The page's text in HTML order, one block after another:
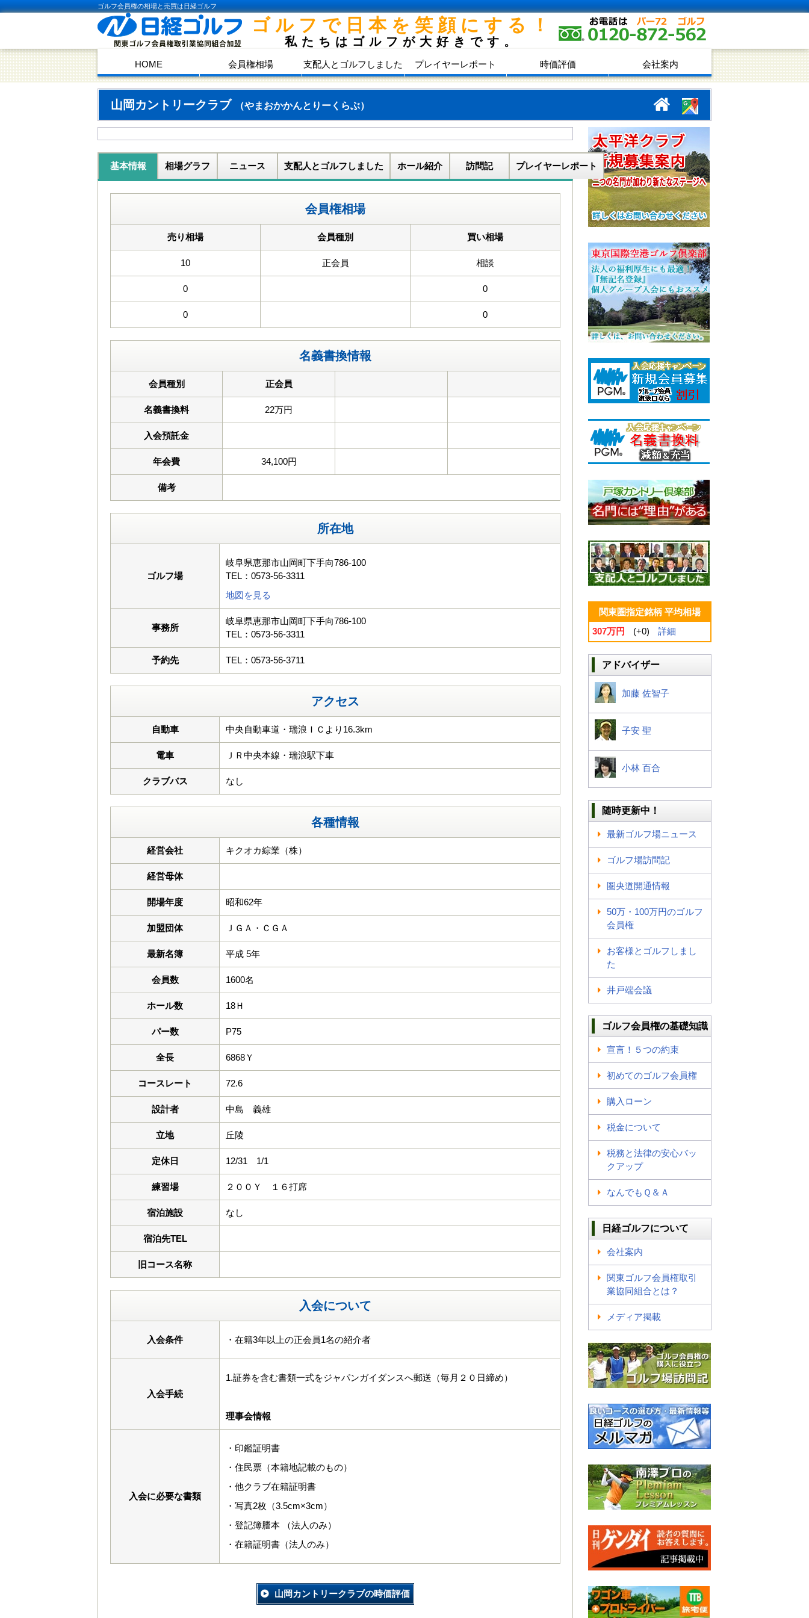
ゴルフ会員権の相場と売買は日経ゴルフ
ゴルフで日本を笑顔にする！
私たちはゴルフが大好きです。
HOME 会員権相場 支配人とゴルフしました プレイヤーレポート 時価評価 会社案内
山岡カントリークラブ （やまおかかんとりーくらぶ）
基本情報 相場グラフ ニュース 支配人とゴルフしました ホール紹介 訪問記 プレイヤーレポート
会員権相場
売り相場 会員種別 買い相場
10 正会員 相談
0 0
0 0
名義書換情報
会員種別 正会員
名義書換料 22万円
入会預託金
年会費 34,100円
備考
所在地
ゴルフ場
岐阜県恵那市山岡町下手向786-100
TEL：0573-56-3311
地図を見る
事務所
岐阜県恵那市山岡町下手向786-100
TEL：0573-56-3311
予約先 TEL：0573-56-3711
アクセス
自動車 中央自動車道・瑞浪ＩＣより16.3km
電車 ＪＲ中央本線・瑞浪駅下車
クラブバス なし
各種情報
経営会社 キクオカ綜業（株）
経営母体
開場年度 昭和62年
加盟団体 ＪＧＡ・ＣＧＡ
最新名簿 平成 5年
会員数 1600名
ホール数 18Ｈ
パー数 P75
全長 6868Ｙ
コースレート 72.6
設計者 中島 義雄
立地 丘陵
定休日 12/31 1/1
練習場 ２００Ｙ １６打席
宿泊施設 なし
宿泊先TEL
旧コース名称
入会について
入会条件 ・在籍3年以上の正会員1名の紹介者
入会手続
1.証券を含む書類一式をジャパンガイダンスへ郵送（毎月２０日締め）
理事会情報
入会に必要な書類
・印鑑証明書
・住民票（本籍地記載のもの）
・他クラブ在籍証明書
・写真2枚（3.5cm×3cm）
・登記簿謄本 （法人のみ）
・在籍証明書（法人のみ）
山岡カントリークラブの時価評価
関東圏指定銘柄 平均相場
307万円
(+0) 詳細
アドバイザー
加藤 佐智子
子安 聖
小林 百合
随時更新中！
最新ゴルフ場ニュース
ゴルフ場訪問記
圏央道開通情報
50万・100万円のゴルフ
会員権
お客様とゴルフしまし
た
井戸端会議
ゴルフ会員権の基礎知識
宣言！５つの約束
初めてのゴルフ会員権
購入ローン
税金について
税務と法律の安心バッ
クアップ
なんでもＱ＆Ａ
日経ゴルフについて
会社案内
関東ゴルフ会員権取引
業協同組合とは？
メディア掲載